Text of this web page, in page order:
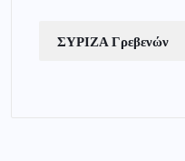
ΣΥΡΙΖΑ Γρεβενών